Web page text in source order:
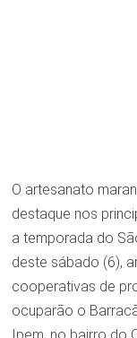
O artesanato
destaque nos
a temporada do
deste sábado (6),
cooperativas de
ocuparão o
Ipem, no bairro do